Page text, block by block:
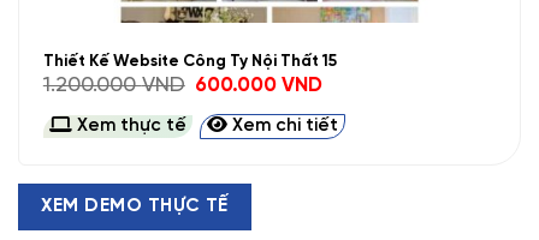
Thiết Kế Website Công Ty Nội Thất 15
1.200.000VND
Giá
là:
1.200.000 VND.
600.000VNDGiá
tại
là:
600.000 VND.
Xem thực tế Xem chi tiết
XEM DEMO THỰC TẾ